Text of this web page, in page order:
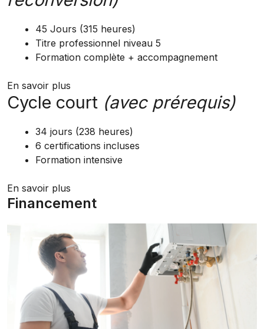
45 Jours (315 heures)
Titre professionnel niveau 5
Formation complète + accompagnement
En savoir plus
Cycle court (avec prérequis)
34 jours (238 heures)
6 certifications incluses
Formation intensive
En savoir plus
Financement